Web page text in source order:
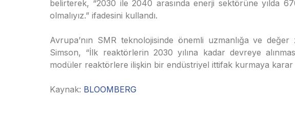
belirterek, “2030 ile 2040 arasında enerji sektörüne yılda
olmalıyız.” ifadesini kullandı.
Avrupa’nın SMR teknolojisinde önemli uzmanlığa ve
Simson, “İlk reaktörlerin 2030 yılına kadar devreye
modüler reaktörlere ilişkin bir endüstriyel ittifak kurmaya karar
Kaynak: BLOOMBERG